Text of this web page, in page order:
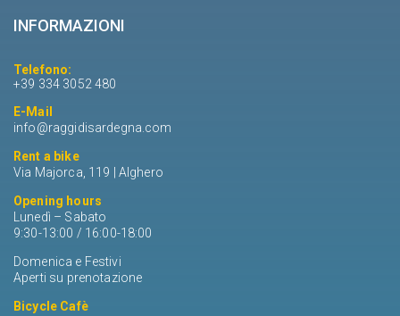
INFORMAZIONI
Telefono:
+39 334 3052 480
E-Mail
info@raggidisardegna.com
Rent a bike
Via Majorca, 119 | Alghero
Opening hours
Lunedì – Sabato
9:30-13:00 / 16:00-18:00
Domenica e Festivi
Aperti su prenotazione
Bicycle Cafè